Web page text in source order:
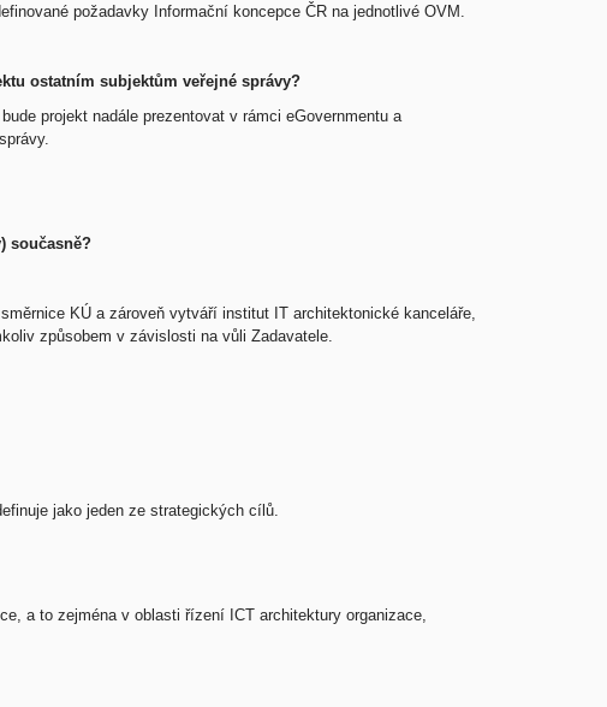
požadavky Informační koncepce ČR na jednotlivé OVM.
ostatním subjektům veřejné správy?
projekt nadále prezentovat v rámci eGovernmentu a
současně?
KÚ a zároveň vytváří institut IT architektonické kanceláře,
způsobem v závislosti na vůli Zadavatele.
jako jeden ze strategických cílů.
a to zejména v oblasti řízení ICT architektury organizace,